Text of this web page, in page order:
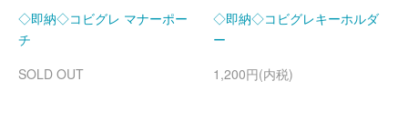
◇即納◇コビグレ マナーポー
チ
SOLD OUT
◇即納◇コビグレキーホルダ
ー
1,200円(内税)